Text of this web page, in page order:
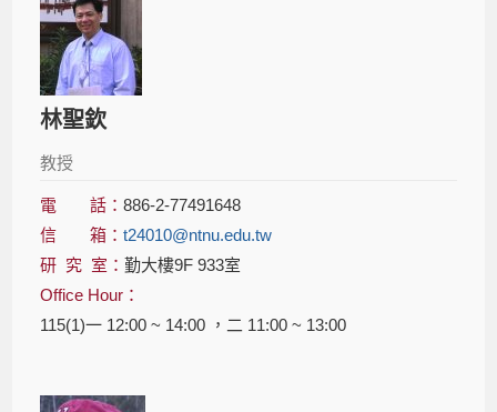
林聖欽
教授
電 話：886-2-77491648
信 箱：t24010@ntnu.edu.tw
研 究 室：勤大樓9F 933室
Office Hour：
115(1)一 12:00 ~ 14:00 ，二 11:00 ~ 13:00